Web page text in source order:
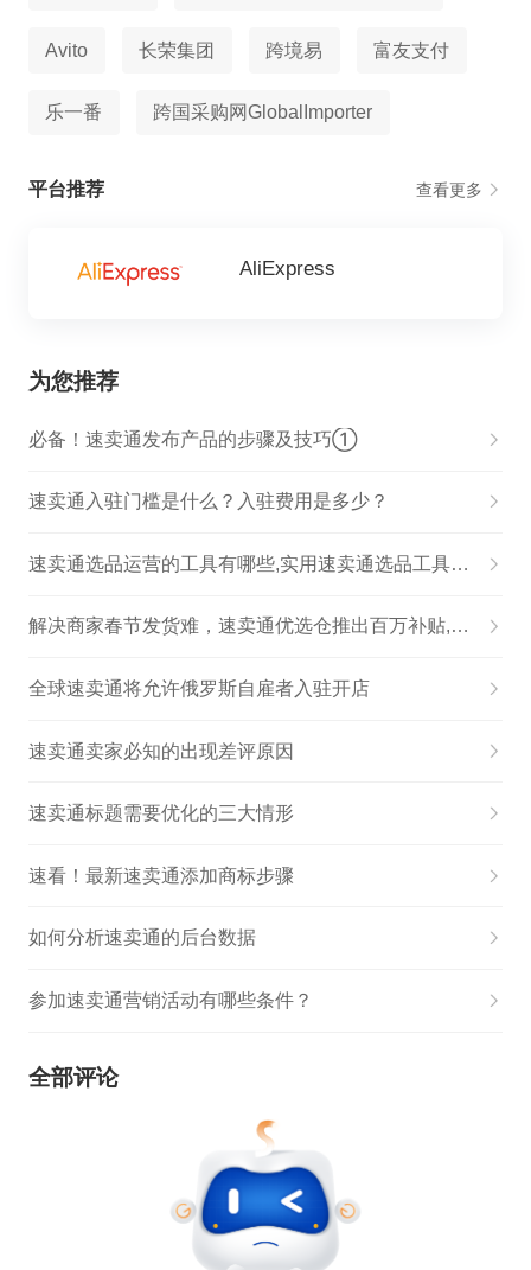
Avito 长荣集团 跨境易 富友支付
乐一番 跨国采购网GlobalImporter
平台推荐 查看更多
AliExpress
为您推荐
必备！速卖通发布产品的步骤及技巧①
速卖通入驻门槛是什么？入驻费用是多少？
速卖通选品运营的工具有哪些,实用速卖通选品工具汇总！
解决商家春节发货难，速卖通优选仓推出百万补贴,速卖通优选仓入驻
全球速卖通将允许俄罗斯自雇者入驻开店
速卖通卖家必知的出现差评原因
速卖通标题需要优化的三大情形
速看！最新速卖通添加商标步骤
如何分析速卖通的后台数据
参加速卖通营销活动有哪些条件？
全部评论